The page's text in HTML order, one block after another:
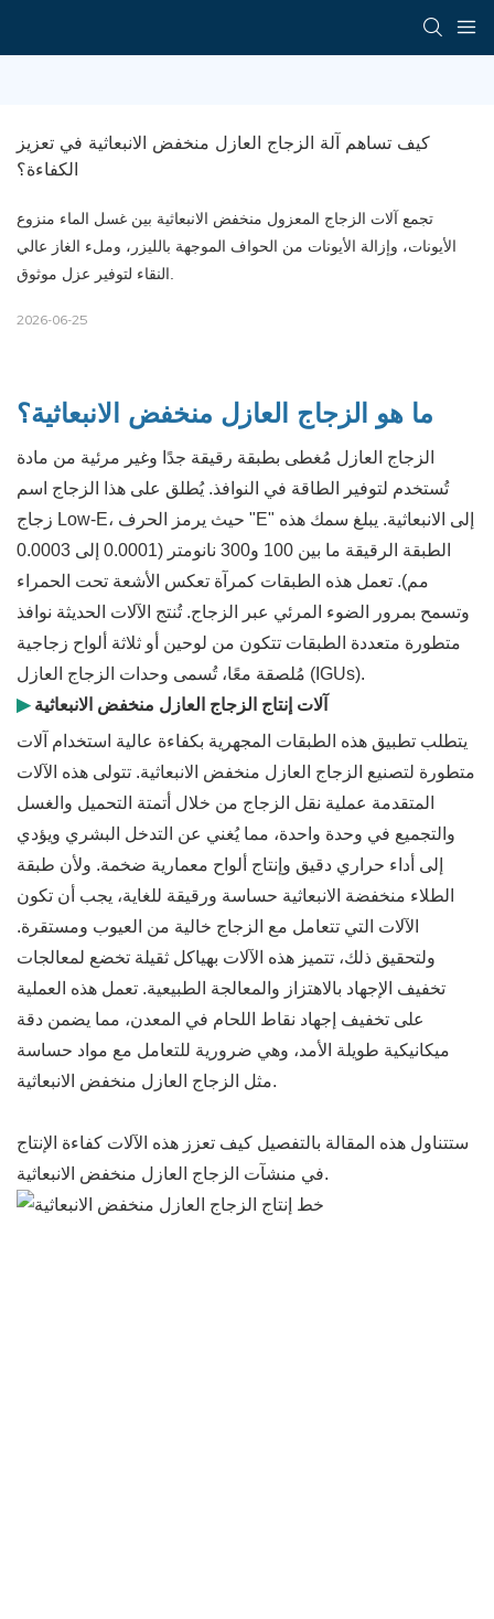
كيف تساهم آلة الزجاج العازل منخفض الانبعاثية في تعزيز
الكفاءة؟
تجمع آلات الزجاج المعزول منخفض الانبعاثية بين غسل الماء منزوع
الأيونات، وإزالة الأيونات من الحواف الموجهة بالليزر، وملء الغاز عالي
النقاء لتوفير عزل موثوق.
2026-06-25
ما هو الزجاج العازل منخفض الانبعاثية؟
الزجاج العازل مُغطى بطبقة رقيقة جدًا وغير مرئية من مادة
تُستخدم لتوفير الطاقة في النوافذ. يُطلق على هذا الزجاج اسم
زجاج Low-E، حيث يرمز الحرف "E" إلى الانبعاثية. يبلغ سمك هذه
الطبقة الرقيقة ما بين 100 و300 نانومتر (0.0001 إلى 0.0003
مم). تعمل هذه الطبقات كمرآة تعكس الأشعة تحت الحمراء
وتسمح بمرور الضوء المرئي عبر الزجاج. تُنتج الآلات الحديثة نوافذ
متطورة متعددة الطبقات تتكون من لوحين أو ثلاثة ألواح زجاجية
مُلصقة معًا، تُسمى وحدات الزجاج العازل (IGUs).
▶ آلات إنتاج الزجاج العازل منخفض الانبعاثية
يتطلب تطبيق هذه الطبقات المجهرية بكفاءة عالية استخدام آلات
متطورة لتصنيع الزجاج العازل منخفض الانبعاثية. تتولى هذه الآلات
المتقدمة عملية نقل الزجاج من خلال أتمتة التحميل والغسل
والتجميع في وحدة واحدة، مما يُغني عن التدخل البشري ويؤدي
إلى أداء حراري دقيق وإنتاج ألواح معمارية ضخمة. ولأن طبقة
الطلاء منخفضة الانبعاثية حساسة ورقيقة للغاية، يجب أن تكون
الآلات التي تتعامل مع الزجاج خالية من العيوب ومستقرة.
ولتحقيق ذلك، تتميز هذه الآلات بهياكل ثقيلة تخضع لمعالجات
تخفيف الإجهاد بالاهتزاز والمعالجة الطبيعية. تعمل هذه العملية
على تخفيف إجهاد نقاط اللحام في المعدن، مما يضمن دقة
ميكانيكية طويلة الأمد، وهي ضرورية للتعامل مع مواد حساسة
مثل الزجاج العازل منخفض الانبعاثية.
ستتناول هذه المقالة بالتفصيل كيف تعزز هذه الآلات كفاءة الإنتاج
في منشآت الزجاج العازل منخفض الانبعاثية.